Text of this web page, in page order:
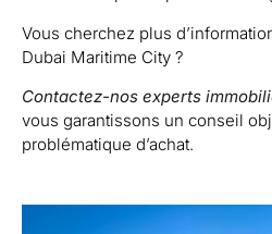
Vous cherchez plus
Dubai Maritime City ?
Contactez-nos experts
vous garantissons un conseil
problématique d’achat.